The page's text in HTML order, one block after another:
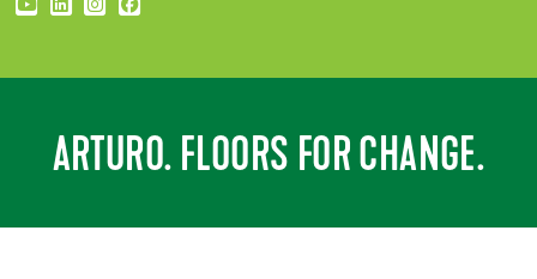
ARTURO. FLOORS FOR CHANGE.